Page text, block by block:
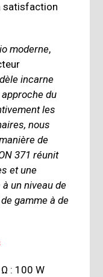
satisfaction
moderne,
incarne
du
les
nous
de
371 réunit
et une
un niveau de
gamme à de
: 100 W